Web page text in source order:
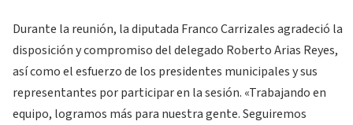
Durante la reunión, la diputada Franco Carrizales agradeció la
disposición y compromiso del delegado Roberto Arias Reyes,
así como el esfuerzo de los presidentes municipales y sus
representantes por participar en la sesión. «Trabajando en
equipo, logramos más para nuestra gente. Seguiremos